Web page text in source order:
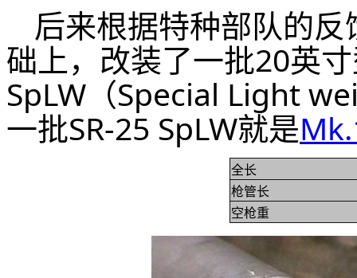
后来根据特种部队的反
础上，改装了一批20英
SpLW（Special Light
一批SR-25 SpLW就是Mk.
全长
枪管长
空枪重